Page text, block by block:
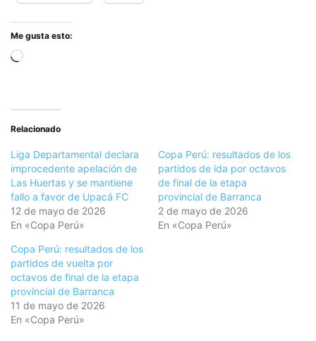
Me gusta esto:
Cargando...
Relacionado
Liga Departamental declara
improcedente apelación de
Las Huertas y se mantiene
fallo a favor de Upacá FC
12 de mayo de 2026
En «Copa Perú»
Copa Perú: resultados de los
partidos de ida por octavos
de final de la etapa
provincial de Barranca
2 de mayo de 2026
En «Copa Perú»
Copa Perú: resultados de los
partidos de vuelta por
octavos de final de la etapa
provincial de Barranca
11 de mayo de 2026
En «Copa Perú»